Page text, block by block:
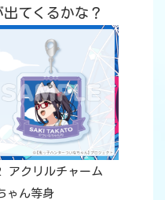
てくるかな？
アクリルチャーム
ゃん等身